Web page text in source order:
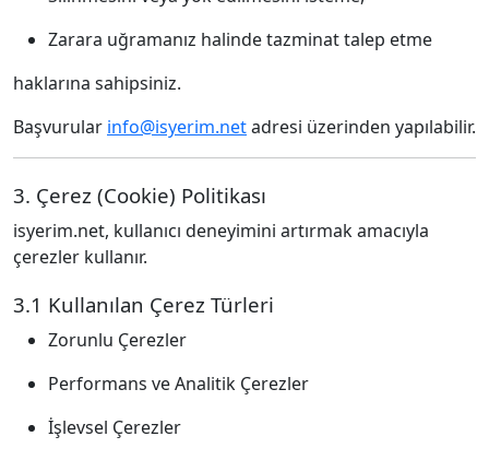
Zarara uğramanız halinde tazminat talep etme
haklarına sahipsiniz.
Başvurular info@isyerim.netadresi üzerinden yapılabilir.
3. Çerez (Cookie) Politikası
isyerim.net, kullanıcı deneyimini artırmak amacıyla
çerezler kullanır.
3.1 Kullanılan Çerez Türleri
Zorunlu Çerezler
Performans ve Analitik Çerezler
İşlevsel Çerezler